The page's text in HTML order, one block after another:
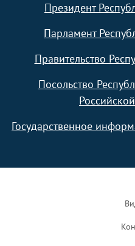
Президент
Парламент
Правительство
Посольство
Государственное